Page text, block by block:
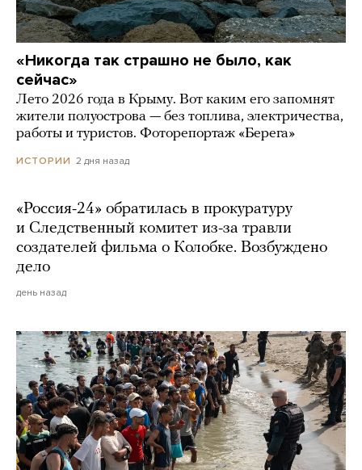
«Никогда так страшно не было, как
сейчас»
Лето 2026 года в Крыму. Вот каким его запомнят
жители полуострова — без топлива, электричества,
работы и туристов. Фоторепортаж «Берега»
ИСТОРИИ 2 дня назад
«Россия-24» обратилась в прокуратуру
и Следственный комитет из-за травли
создателей фильма о Колобке. Возбуждено
дело
день назад